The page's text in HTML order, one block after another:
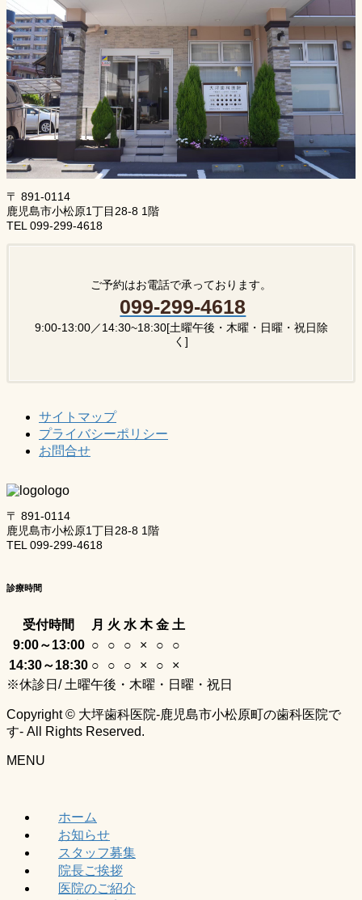
〒 891-0114
鹿児島市小松原1丁目28-8 1階
TEL 099-299-4618
ご予約はお電話で承っております。
099-299-4618
9:00-13:00／14:30~18:30[土曜午後・木曜・日曜・祝日除
く]
サイトマップ
プライバシーポリシー
お問合せ
〒 891-0114
鹿児島市小松原1丁目28-8 1階
TEL 099-299-4618
診療時間
受付時間 月 火 水 木 金 土
9:00～13:00 ○ ○ ○ × ○
○
14:30～18:30 ○ ○ ○ × ○
×
※休診日/ 土曜午後・木曜・日曜・祝日
Copyright © 大坪歯科医院-鹿児島市小松原町の歯科医院で
す- All Rights Reserved.
MENU
ホーム
お知らせ
スタッフ募集
院長ご挨拶
医院のご紹介